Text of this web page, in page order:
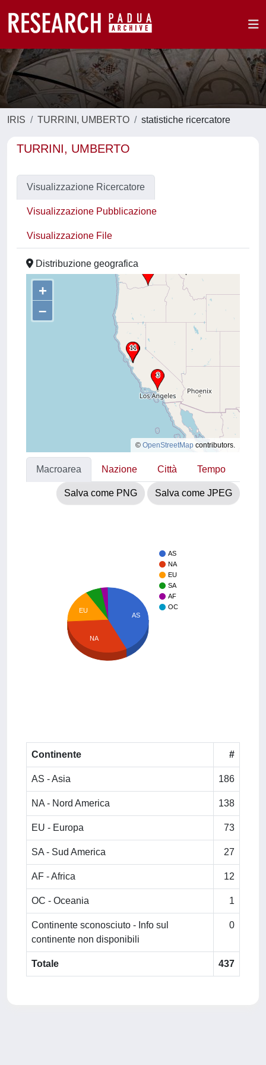
IRIS TURRINI, UMBERTO statistiche ricercatore
TURRINI, UMBERTO
Visualizzazione Ricercatore
Visualizzazione Pubblicazione
Visualizzazione File
Distribuzione geografica
+
–
© OpenStreetMap contributors.
Macroarea Nazione Città Tempo
Salva come PNG Salva come JPEG
AS
NA
EU
SA
AF
OC
AS
EU
NA
Continente #
AS - Asia 186
NA - Nord America 138
EU - Europa 73
SA - Sud America 27
AF - Africa 12
OC - Oceania 1
Continente sconosciuto - Info sul
continente non disponibili
0
Totale 437